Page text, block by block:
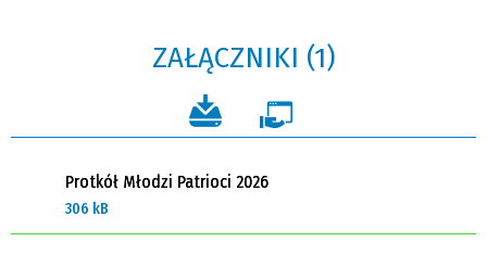
ZAŁĄCZNIKI (1)
Protkół Młodzi Patrioci 2026
306 kB